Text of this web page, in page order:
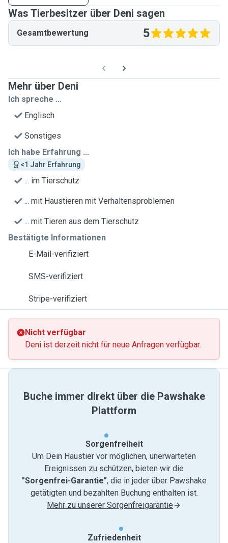
Was Tierbesitzer über Deni sagen
Gesamtbewertung 5
Mehr über Deni
Ich spreche ...
Englisch
Sonstiges
Ich habe Erfahrung ...
<1 Jahr Erfahrung
... im Tierschutz
... mit Haustieren mit Verhaltensproblemen
... mit Tieren aus dem Tierschutz
Bestätigte Informationen
E-Mail-verifiziert
SMS-verifiziert
Stripe-verifiziert
Nicht verfügbar
Deni ist derzeit nicht für neue Anfragen verfügbar.
Buche immer direkt über die Pawshake
Plattform
Sorgenfreiheit
Um Dein Haustier vor möglichen, unerwarteten
Ereignissen zu schützen, bieten wir die
"Sorgenfrei-Garantie", die in jeder über Pawshake
getätigten und bezahlten Buchung enthalten ist.
Mehr zu unserer Sorgenfreigarantie
Zufriedenheit